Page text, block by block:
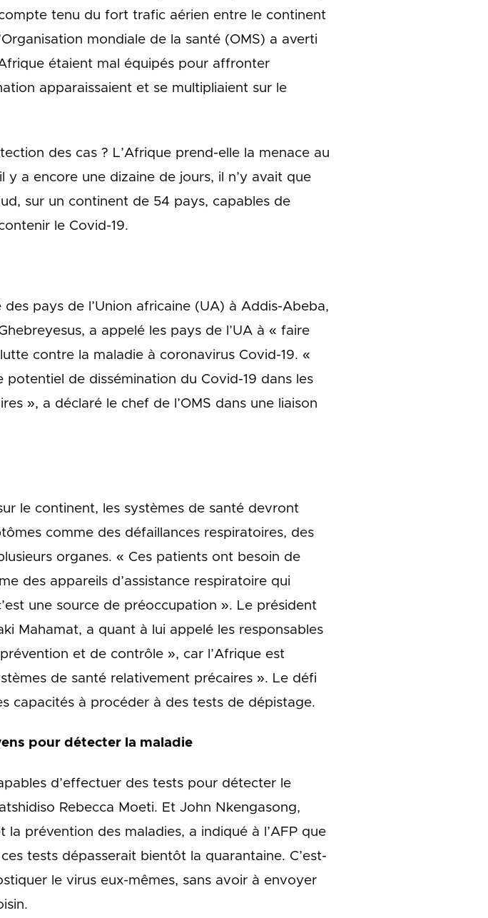
tenu du fort trafic aérien entre le continent
mondiale de la santé (OMS) a averti
étaient mal équipés pour affronter
apparaissaient et se multipliaient sur le
des cas ? L’Afrique prend-elle la menace au
y a encore une dizaine de jours, il n’y avait que
sur un continent de 54 pays, capables de
le Covid-19.
pays de l’Union africaine (UA) à Addis-Abeba,
a appelé les pays de l’UA à « faire
contre la maladie à coronavirus Covid-19. «
de dissémination du Covid-19 dans les
», a déclaré le chef de l’OMS dans une liaison
le continent, les systèmes de santé devront
comme des défaillances respiratoires, des
organes. « Ces patients ont besoin de
des appareils d’assistance respiratoire qui
une source de préoccupation ». Le président
Mahamat, a quant à lui appelé les responsables
et de contrôle », car l’Afrique est
de santé relativement précaires ». Le défi
capacités à procéder à des tests de dépistage.
pour détecter la maladie
d’effectuer des tests pour détecter le
Rebecca Moeti. Et John Nkengasong,
prévention des maladies, a indiqué à l’AFP que
tests dépasserait bientôt la quarantaine. C’est-
le virus eux-mêmes, sans avoir à envoyer